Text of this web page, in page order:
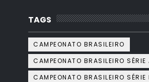
TAGS
CAMPEONATO BRASILEIRO
CAMPEONATO BRASILEIRO SÉRIE
CAMPEONATO BRASILEIRO SÉRIE